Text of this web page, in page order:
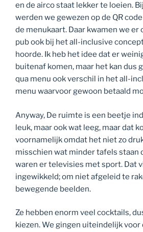
en de airco staat lekker te loeien.
werden we gewezen op de QR
de menukaart. Daar kwamen we er
pub ook bij het all-inclusive
hoorde. Ik heb het idee dat er
buitenaf komen, maar het kan dus
qua menu ook verschil in het all-
menu waarvoor gewoon betaald
Anyway, De ruimte is een beetje
leuk, maar ook wat leeg, maar dat
voornamelijk omdat het niet zo
misschien wat minder tafels staan
waren er televisies met sport. Dat
ingewikkeld; om niet afgeleid te
bewegende beelden.
Ze hebben enorm veel cocktails,
kiezen. We gingen uiteindelijk voor